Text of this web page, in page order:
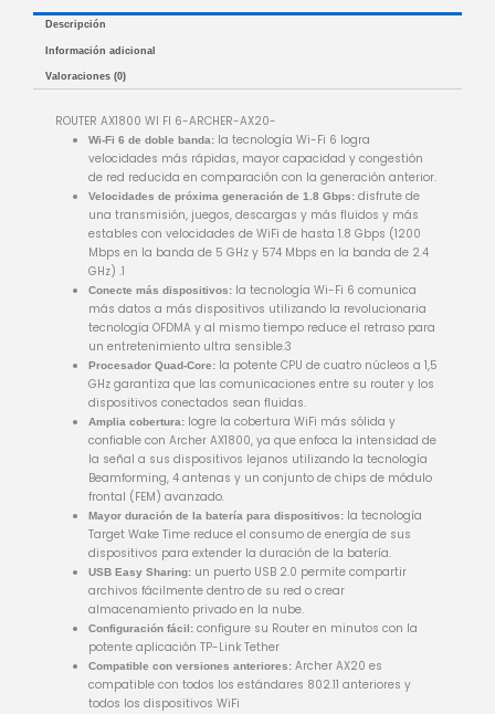
Descripción
Información adicional
Valoraciones (0)
ROUTER AX1800 WI FI 6-ARCHER-AX20-
Wi-Fi 6 de doble banda: la tecnología Wi-Fi 6 logra
velocidades más rápidas, mayor capacidad y congestión
de red reducida en comparación con la generación anterior.
Velocidades de próxima generación de 1.8 Gbps: disfrute de
una transmisión, juegos, descargas y más fluidos y más
estables con velocidades de WiFi de hasta 1.8 Gbps (1200
Mbps en la banda de 5 GHz y 574 Mbps en la banda de 2.4
GHz) .1
Conecte más dispositivos: la tecnología Wi-Fi 6 comunica
más datos a más dispositivos utilizando la revolucionaria
tecnología OFDMA y al mismo tiempo reduce el retraso para
un entretenimiento ultra sensible.3
Procesador Quad-Core: la potente CPU de cuatro núcleos a 1,5
GHz garantiza que las comunicaciones entre su router y los
dispositivos conectados sean fluidas.
Amplia cobertura: logre la cobertura WiFi más sólida y
confiable con Archer AX1800, ya que enfoca la intensidad de
la señal a sus dispositivos lejanos utilizando la tecnología
Beamforming, 4 antenas y un conjunto de chips de módulo
frontal (FEM) avanzado.
Mayor duración de la batería para dispositivos: la tecnología
Target Wake Time reduce el consumo de energía de sus
dispositivos para extender la duración de la batería.
USB Easy Sharing: un puerto USB 2.0 permite compartir
archivos fácilmente dentro de su red o crear
almacenamiento privado en la nube.
Configuración fácil: configure su Router en minutos con la
potente aplicación TP-Link Tether
Compatible con versiones anteriores: Archer AX20 es
compatible con todos los estándares 802.11 anteriores y
todos los dispositivos WiFi